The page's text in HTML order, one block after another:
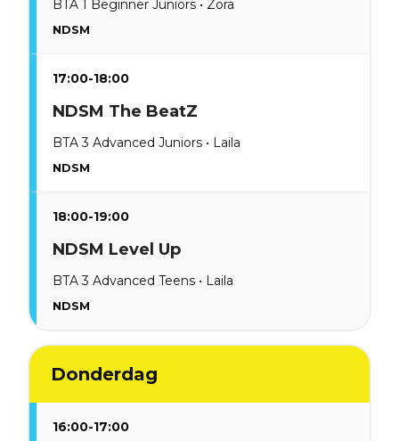
BTA 1 Beginner Juniors • Zora
NDSM
17:00-18:00
NDSM The BeatZ
BTA 3 Advanced Juniors • Laila
NDSM
18:00-19:00
NDSM Level Up
BTA 3 Advanced Teens • Laila
NDSM
Donderdag
16:00-17:00